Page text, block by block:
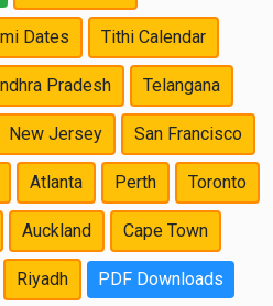
Dates Tithi Calendar
Pradesh Telangana
New Jersey San Francisco
Atlanta Perth Toronto
Auckland Cape Town
Riyadh PDF Downloads